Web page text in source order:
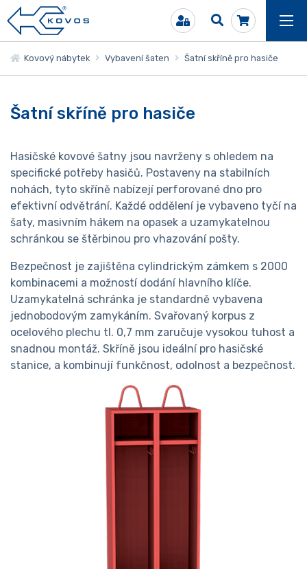
Kovový nábytek Vybavení šaten Šatní skříně pro hasiče
Šatní skříně pro hasiče
Hasičské kovové šatny jsou navrženy s ohledem na
specifické potřeby hasičů. Postaveny na stabilních
nohách, tyto skříně nabízejí perforované dno pro
efektivní odvětrání. Každé oddělení je vybaveno tyčí na
šaty, masivním hákem na opasek a uzamykatelnou
schránkou se štěrbinou pro vhazování pošty.
Bezpečnost je zajištěna cylindrickým zámkem s 2000
kombinacemi a možností dodání hlavního klíče.
Uzamykatelná schránka je standardně vybavena
jednobodovým zamykáním. Svařovaný korpus z
ocelového plechu tl. 0,7 mm zaručuje vysokou tuhost a
snadnou montáž. Skříně jsou ideální pro hasičské
stanice, a kombinují funkčnost, odolnost a bezpečnost.